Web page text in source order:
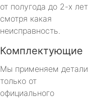
от полугода до 2-х лет
смотря какая
неисправность.
Комплектующие
Мы применяем детали
только от
официального